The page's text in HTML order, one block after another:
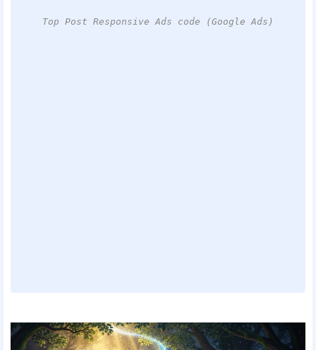
Top Post Responsive Ads code (Google Ads)